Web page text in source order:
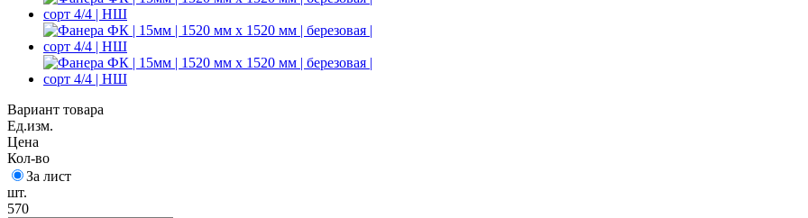
Вариант товара
Ед.изм.
Цена
Кол-во
За лист
шт.
570